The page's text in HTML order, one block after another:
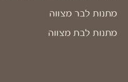
מתנות לבר מצווה
מתנות לבת מצווה